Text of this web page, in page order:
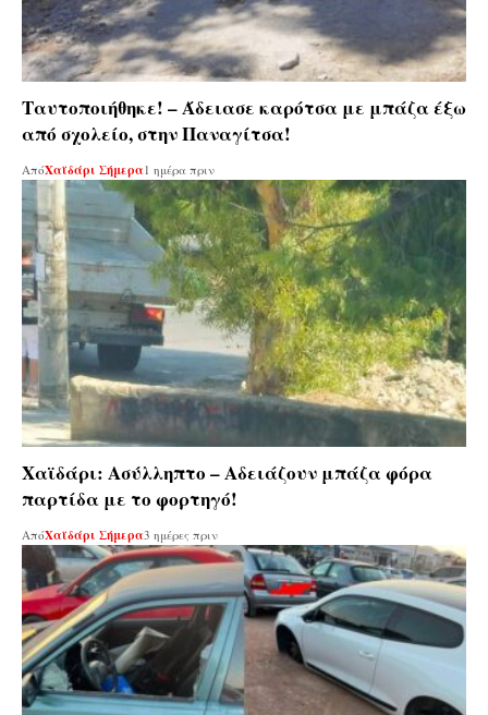
Ταυτοποιήθηκε! – Άδειασε καρότσα με μπάζα έξω
από σχολείο, στην Παναγίτσα!
ΑπόΧαϊδάρι Σήμερα 1 ημέρα πριν
Χαϊδάρι: Ασύλληπτο – Αδειάζουν μπάζα φόρα
παρτίδα με το φορτηγό!
ΑπόΧαϊδάρι Σήμερα3 ημέρες πριν